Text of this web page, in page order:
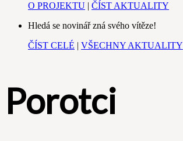
O PROJEKTU | ČÍST AKTUALITY
Hledá se novinář zná svého vítěze!
ČÍST CELÉ | VŠECHNY AKTUALITY
Porotci